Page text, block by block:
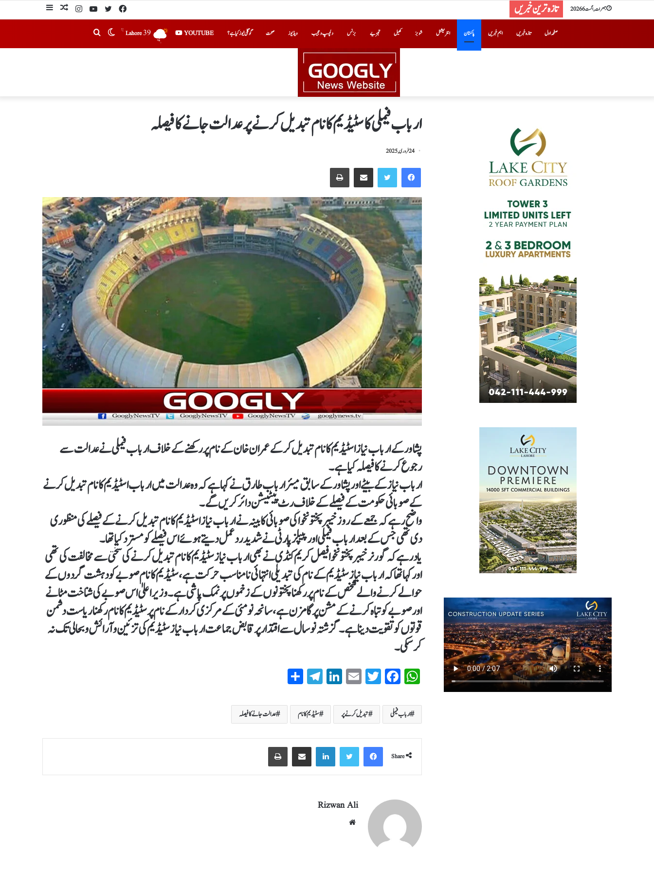
جمعرات, اگست 6 2026 تازہ ترین خبریں
صفحہ اول تازہ خبریں اہم خبریں پاکستان انٹرنیشنل شوبز کھیل تجزیے بزنس دلچسپ و عجیب ویڈیوز صحت گوگلی نیوز کیا ہے؟ YOUTUBE
Lahore39
℃
ارباب فیملی کا سٹیڈیم کا نام تبدیل کرنے پر عدالت جانے کا فیصلہ
24 فروری, 2025
پشاور کے ارباب نیاز اسٹیڈیم کا نام تبدیل کرکے عمران خان کے نام پر رکھنے کے خلاف ارباب فیملی نے عدالت سے
رجوع کرنے کا فیصلہ کیا ہے۔
ارباب نیاز کے بیٹے اور پشاور کے سابق میئر ارباب طارق نے کہا ہے کہ وہ عدالت میں ارباب اسٹیڈیم کا نام تبدیل کرنے
کے صوبائی حکومت کے فیصلے کے خلاف رٹ پیٹیشن دائر کریں گے۔
واضح رہے کہ جمعے کے روز خیبرپختونخوا کی صوبائی کابینہ نے ارباب نیاز اسٹیڈیم کا نام تبدیل کرنے کے فیصلے کی منظوری
دی تھی جس کے بعد ارباب فیملی اور پیپلز پارٹی نے شدید ردعمل دیتے ہوئے اس فیصلے کو مسترد کیا تھا۔
یاد رہے کہ گورنر خیبر پختونخوا فیصل کریم کنڈی نے بھی ارباب نیاز سٹیڈیم کانام تبدیل کرنے کی سختی سے مخالفت کی تھی
اور کہا تھا کہ ارباب نیازسٹیڈیم کے نام کی تبدیلی انتہائی نامناسب حرکت ہے، سٹیڈیم کا نام صوبے کو دہشت گردوں کے
حوالے کرنے والے شخص کے نام پر رکھنا پختونوں کے زخموں پر نمک پاشی ہے۔ وزیراعلیٰ اس صوبے کی شناخت مٹانے
اور صوبے کو تباہ کرنے کے مشن پر گامزن ہے، سانحہ نو مئی کے مرکزی کردار کے نام پر سٹیڈیم کا نام رکھنا ریاست دشمن
قوتوں کو تقویت دینا ہے۔ گزشتہ نو سال سے اقتدار پر قابض جماعت ارباب نیاز سٹیڈیم کی تزئین و آرائش و بحالی تک نہ
کر سکی۔
W
ha
ts
A
pp
Fa
ce
bo
ok
T
wi
tte
r
E
m
ail
Li
nk
ed
In
T
el
eg
ra
m
re ارباب فیملی تبدیل کرنے پر سٹیڈیم کا نام عدالت جانے کا فیصلہ
Share
Rizwan Ali